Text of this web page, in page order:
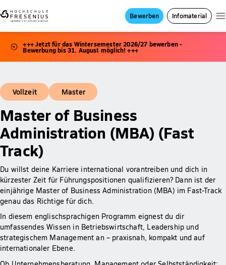
Bewerben Infomaterial
+++ Jetzt für das Wintersemester 2026/27 bewerben -
Bewerbung bis 31. August möglich! +++
Vollzeit Master
Master of Business
Administration (MBA) (Fast
Track)
Du willst deine Karriere international vorantreiben und dich in
kürzester Zeit für Führungspositionen qualifizieren? Dann ist der
einjährige Master of Business Administration (MBA) im Fast-Track
genau das Richtige für dich.
In diesem englischsprachigen Programm eignest du dir
umfassendes Wissen in Betriebswirtschaft, Leadership und
strategischem Management an – praxisnah, kompakt und auf
internationaler Ebene.